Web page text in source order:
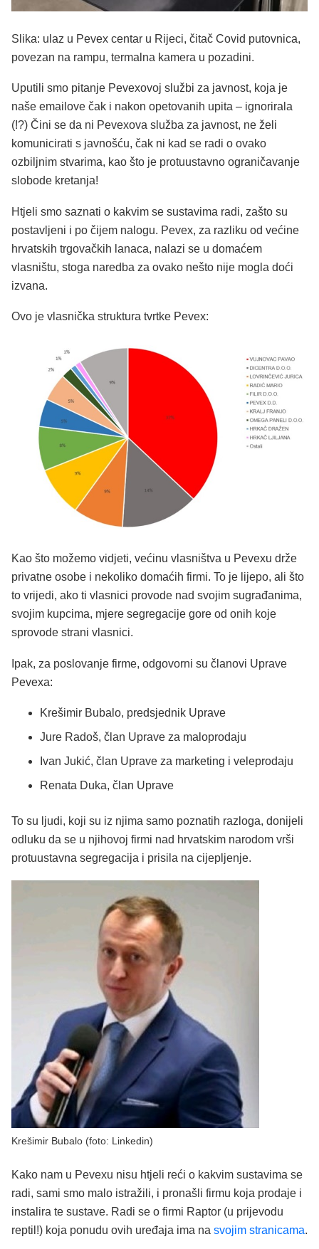
Slika: ulaz u Pevex centar u Rijeci, čitač Covid putovnica,
povezan na rampu, termalna kamera u pozadini.
Uputili smo pitanje Pevexovoj službi za javnost, koja je
naše emailove čak i nakon opetovanih upita – ignorirala
(!?) Čini se da ni Pevexova služba za javnost, ne želi
komunicirati s javnošću, čak ni kad se radi o ovako
ozbiljnim stvarima, kao što je protuustavno ograničavanje
slobode kretanja!
Htjeli smo saznati o kakvim se sustavima radi, zašto su
postavljeni i po čijem nalogu. Pevex, za razliku od većine
hrvatskih trgovačkih lanaca, nalazi se u domaćem
vlasništu, stoga naredba za ovako nešto nije mogla doći
izvana.
Ovo je vlasnička struktura tvrtke Pevex:
Kao što možemo vidjeti, većinu vlasništva u Pevexu drže
privatne osobe i nekoliko domaćih firmi. To je lijepo, ali što
to vrijedi, ako ti vlasnici provode nad svojim sugrađanima,
svojim kupcima, mjere segregacije gore od onih koje
sprovode strani vlasnici.
Ipak, za poslovanje firme, odgovorni su članovi Uprave
Pevexa:
Krešimir Bubalo, predsjednik Uprave
Jure Radoš, član Uprave za maloprodaju
Ivan Jukić, član Uprave za marketing i veleprodaju
Renata Duka, član Uprave
To su ljudi, koji su iz njima samo poznatih razloga, donijeli
odluku da se u njihovoj firmi nad hrvatskim narodom vrši
protuustavna segregacija i prisila na cijepljenje.
Krešimir Bubalo (foto: Linkedin)
Kako nam u Pevexu nisu htjeli reći o kakvim sustavima se
radi, sami smo malo istražili, i pronašli firmu koja prodaje i
instalira te sustave. Radi se o firmi Raptor (u prijevodu
reptil!) koja ponudu ovih uređaja ima na svojim stranicama.